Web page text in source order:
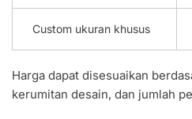
Custom ukuran khusus
Harga dapat disesuaikan
kerumitan desain, dan jumlah